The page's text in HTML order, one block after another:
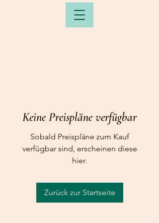
Keine Preispläne verfügbar
Sobald Preispläne zum Kauf
verfügbar sind, erscheinen diese
hier.
Zurück zur Startseite